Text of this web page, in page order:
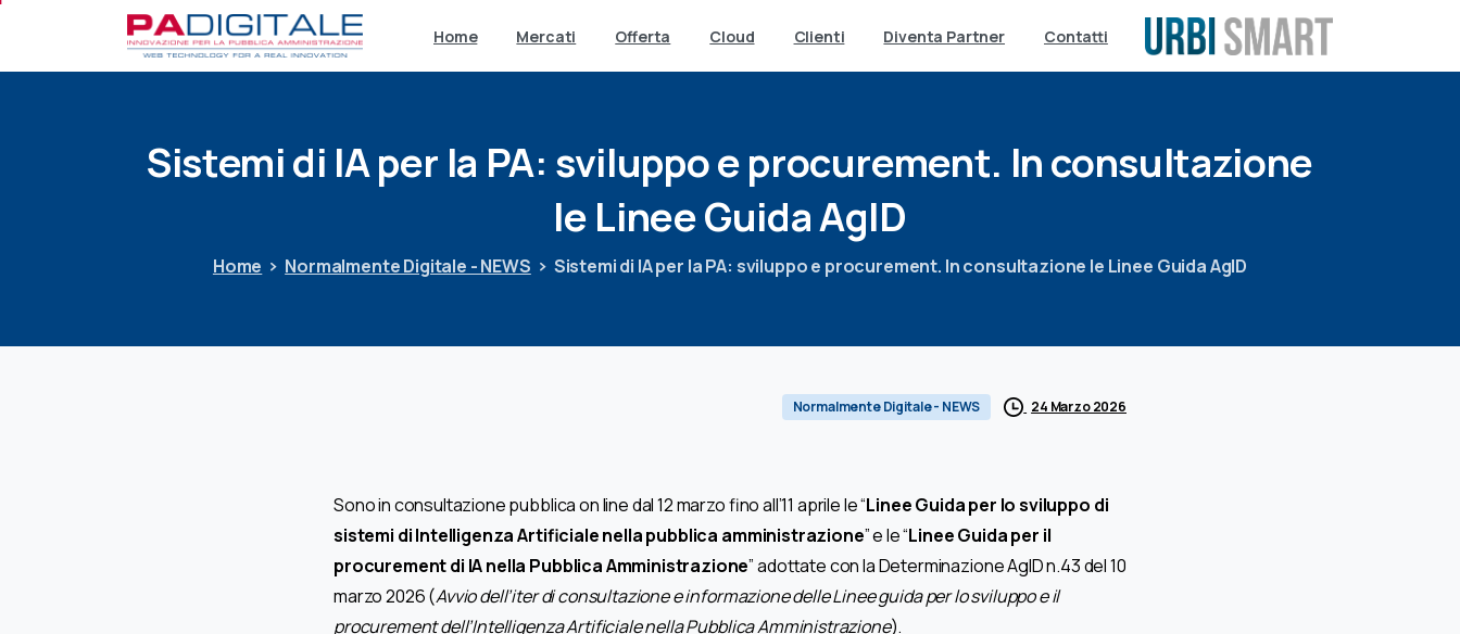
Home Mercati Offerta Cloud Clienti Diventa Partner Contatti
Sistemidi IAper la PA: sviluppoeprocurement. Inconsultazione
le LineeGuidaAgID
Home Normalmente Digitale - NEWS Sistemi di IA per la PA: sviluppo e procurement. In consultazione le Linee Guida AgID
Normalmente Digitale - NEWS 24 Marzo 2026
Sono in consultazione pubblica on line dal 12 marzo fino all’11 aprile le “Linee Guida per lo sviluppo di
sistemi di Intelligenza Artificiale nella pubblica amministrazione” e le “Linee Guida per il
procurement di IA nella Pubblica Amministrazione” adottate con la Determinazione AgID n.43 del 10
marzo 2026 (Avvio dell’iter di consultazione e informazione delle Linee guida per lo sviluppo e il
procurement dell’Intelligenza Artificiale nella Pubblica Amministrazione).